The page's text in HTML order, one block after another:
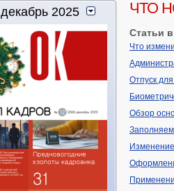
декабрь 2025 ЧТО
Статьи
Что
Отпуск
Обзор